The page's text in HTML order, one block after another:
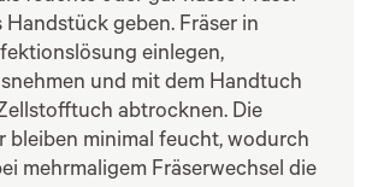
Handstück geben. Fräser in
einlegen,
und mit dem Handtuch
abtrocknen. Die
bleiben minimal feucht, wodurch
mehrmaligem Fräserwechsel die